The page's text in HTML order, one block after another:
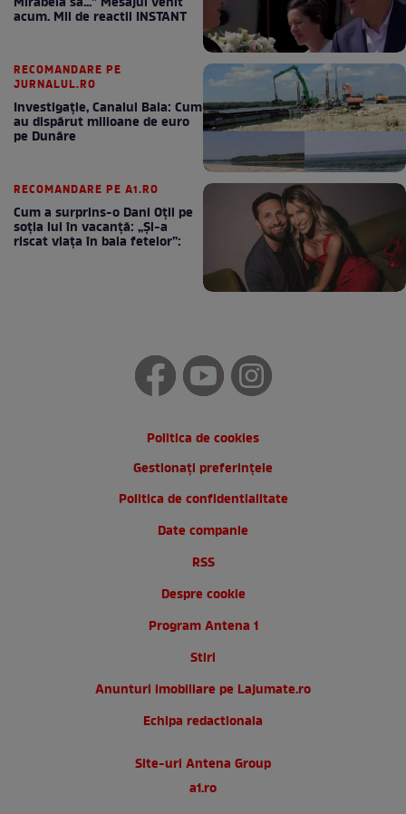
acum. Mii de reactii INSTANT
RECOMANDARE PE
JURNALUL.RO
Investigație, Canalul Bala: Cum
au dispărut milioane de euro
pe Dunăre
RECOMANDARE PE A1.RO
Cum a surprins-o Dani Oțil pe
soția lui în vacanță: „Și-a
riscat viața în baia fetelor”:
Politica de cookies
Gestionați preferințele
Politica de confidentialitate
Date companie
RSS
Despre cookie
Program Antena 1
Stiri
Anunturi imobiliare pe Lajumate.ro
Echipa redactionala
Site-uri Antena Group
a1.ro